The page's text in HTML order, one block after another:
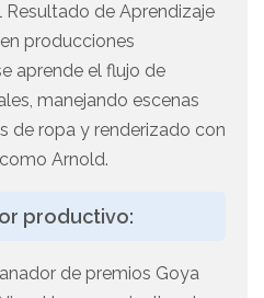
Resultado de Aprendizaje
producciones
aprende el flujo de
manejando escenas
de ropa y renderizado con
Arnold.
productivo:
de premios Goya